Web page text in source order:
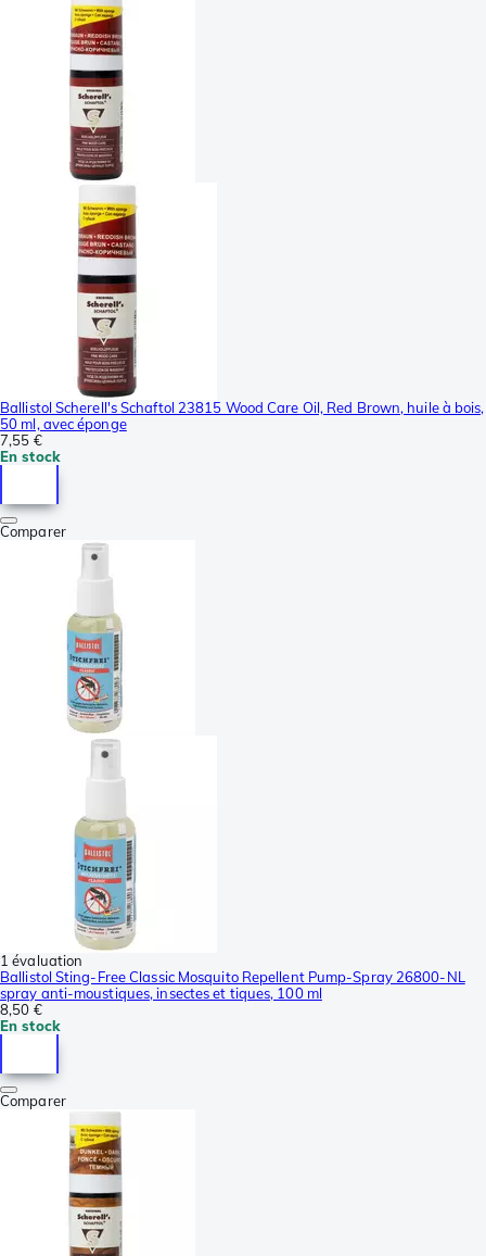
Ballistol Scherell's Schaftol 23815 Wood Care Oil, Red Brown, huile à bois,
50 ml, avec éponge
7,55 €
En stock
Comparer
1 évaluation
Ballistol Sting-Free Classic Mosquito Repellent Pump-Spray 26800-NL
spray anti-moustiques, insectes et tiques, 100 ml
8,50 €
En stock
Comparer